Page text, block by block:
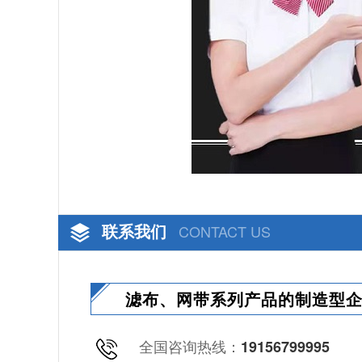
联系我们 CONTACT US
滤布、网带系列产品的制造型
全国咨询热线： 19156799995